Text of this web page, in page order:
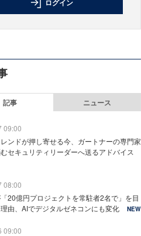
ログイン
記事 ニュース
09:00
ンドが押し寄せる今、ガートナーの専門家
セキュリティリーダーへ送るアドバイス
08:00
20億円プロジェクトを常駐者2名で」を目
由、AIでデジタルゼネコンにも変化
NEW
09:00